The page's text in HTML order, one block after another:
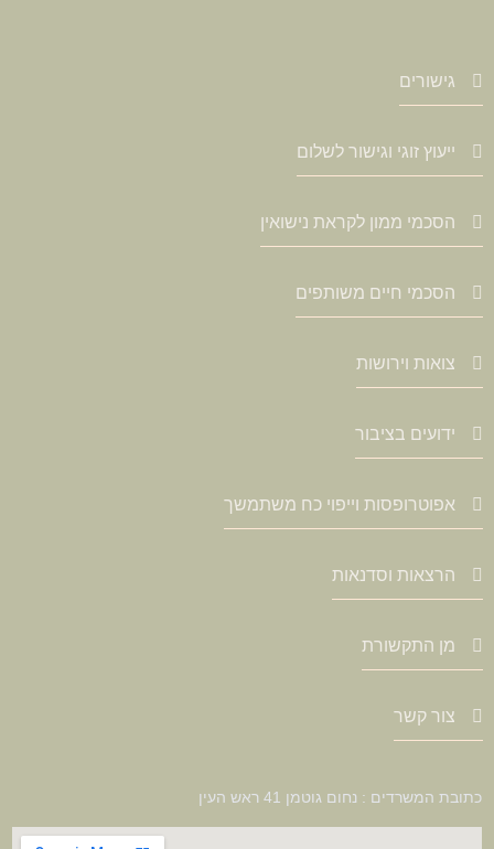
גישורים
ייעוץ זוגי וגישור לשלום
הסכמי ממון לקראת נישואין
הסכמי חיים משותפים
צואות וירושות
ידועים בציבור
אפוטרופסות וייפוי כח משתמשך
הרצאות וסדנאות
מן התקשורת
צור קשר
כתובת המשרדים : נחום גוטמן 41 ראש העין